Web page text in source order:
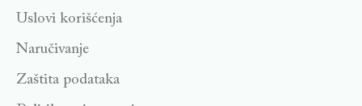
Uslovi korišćenja
Naručivanje
Zaštita podataka